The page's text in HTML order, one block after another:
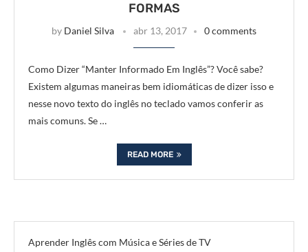
FORMAS
by Daniel Silva abr 13, 2017 0 comments
Como Dizer “Manter Informado Em Inglês”? Você sabe?
Existem algumas maneiras bem idiomáticas de dizer isso e
nesse novo texto do inglês no teclado vamos conferir as
mais comuns. Se …
READ MORE
Aprender Inglês com Música e Séries de TV